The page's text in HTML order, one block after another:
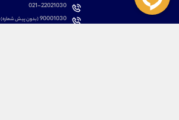
021-22021030
90001030(بدون پیش شماره)